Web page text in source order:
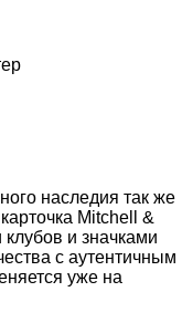
наследия так же
Mitchell &
и значками
с аутентичным
уже на